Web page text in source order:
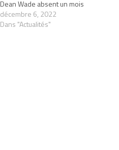
Dean Wade absent un mois
décembre 6, 2022
Dans "Actualités"